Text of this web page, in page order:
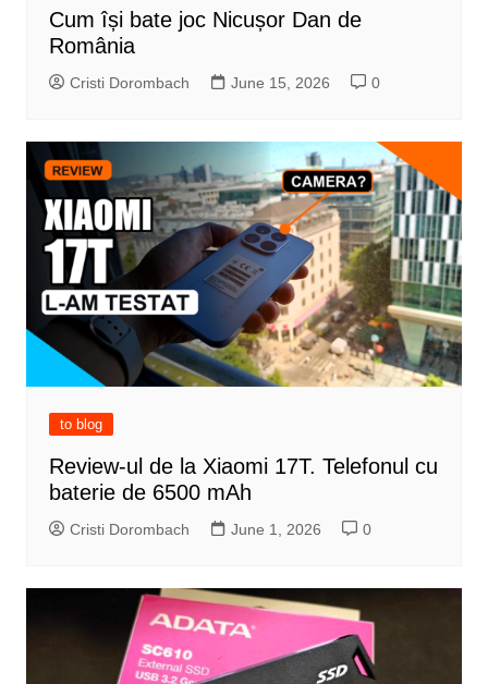
Cum își bate joc Nicușor Dan de
România
Cristi Dorombach June 15, 2026 0
to blog
Review-ul de la Xiaomi 17T. Telefonul cu
baterie de 6500 mAh
Cristi Dorombach June 1, 2026 0